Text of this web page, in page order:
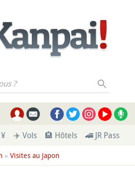
?
✈️ Vols 🏨 Hôtels 🚄 JR Pass
» Visites au Japon